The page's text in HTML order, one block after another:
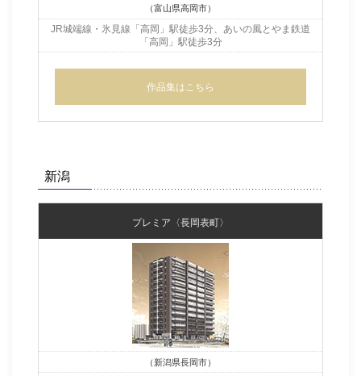
（富山県高岡市）
JR城端線・氷見線「高岡」駅徒歩3分、 あいの風とやま鉄道
「高岡」駅徒歩3分
作品集はこちら
新潟
プレミア〈長岡表町〉
（新潟県長岡市）